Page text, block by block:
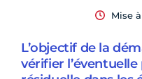
Mise
L’objectif de la
vérifier